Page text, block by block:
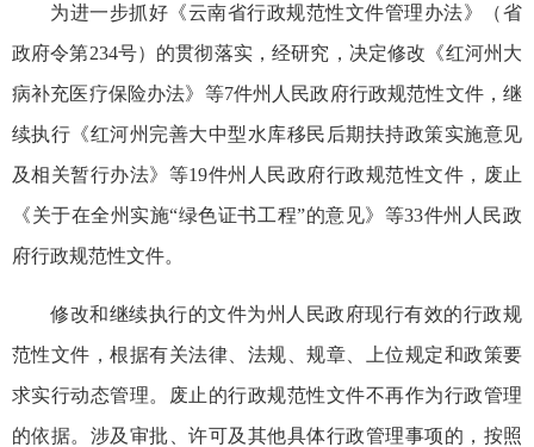
为进一步抓好《云南省行政规范性文件管理办法》（省
政府令第234号）的贯彻落实，经研究，决定修改《红河州大
病补充医疗保险办法》等7件州人民政府行政规范性文件，继
续执行《红河州完善大中型水库移民后期扶持政策实施意见
及相关暂行办法》等19件州人民政府行政规范性文件，废止
《关于在全州实施“绿色证书工程”的意见》等33件州人民政
府行政规范性文件。
修改和继续执行的文件为州人民政府现行有效的行政规
范性文件，根据有关法律、法规、规章、上位规定和政策要
求实行动态管理。废止的行政规范性文件不再作为行政管理
的依据。涉及审批、许可及其他具体行政管理事项的，按照